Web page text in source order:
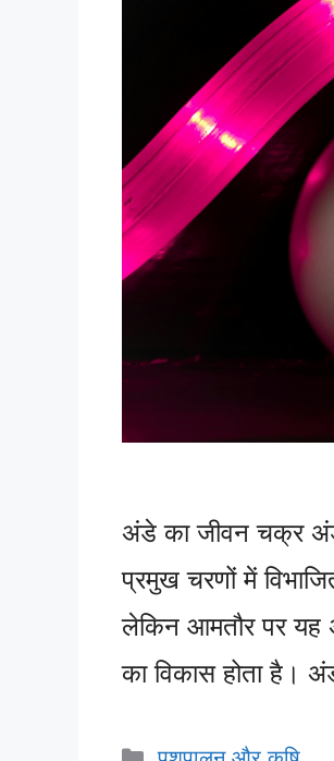
अंडे का जीवन चक्र
प्रमुख चरणों में
लेकिन आमतौर पर यह
का विकास होता है।